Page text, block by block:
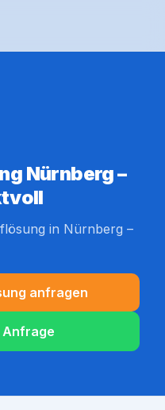
Nürnberg –
in Nürnberg –
anfragen